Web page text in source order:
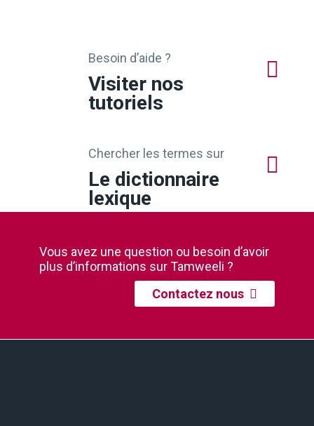
Besoin d’aide ?
Visiter nos
tutoriels
Chercher les termes sur
Le dictionnaire
lexique
Vous avez une question ou besoin d’avoir
plus d’informations sur Tamweeli ?
Contactez nous